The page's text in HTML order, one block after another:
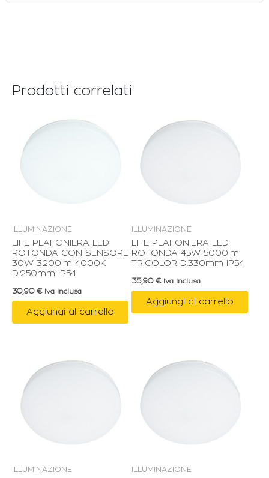
Prodotti correlati
ILLUMINAZIONE
LIFE PLAFONIERA LED
ROTONDA CON SENSORE
30W 3200lm 4000K
D.250mm IP54
30,90 € Iva Inclusa
Aggiungi al carrello
ILLUMINAZIONE
LIFE PLAFONIERA LED
ROTONDA 45W 5000lm
TRICOLOR D.330mm IP54
35,90 € Iva Inclusa
Aggiungi al carrello
ILLUMINAZIONE ILLUMINAZIONE